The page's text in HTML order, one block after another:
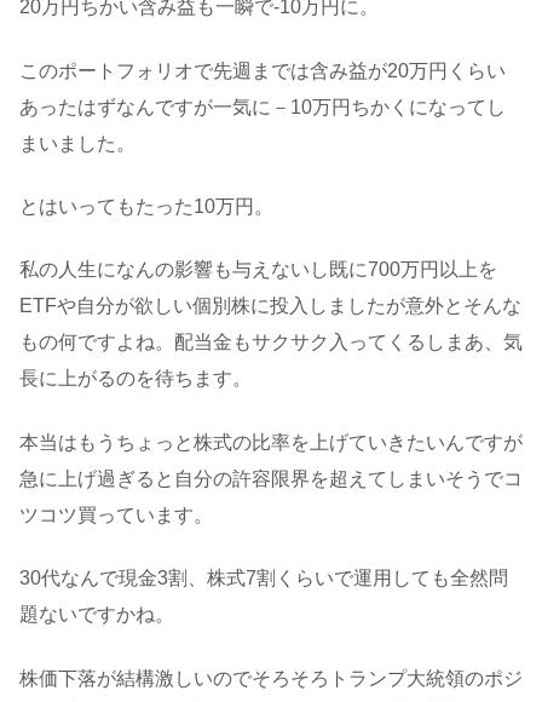
20万円ちかい含み益も一瞬で-10万円に。
このポートフォリオで先週までは含み益が20万円くらい
あったはずなんですが一気に－10万円ちかくになってし
まいました。
とはいってもたった10万円。
私の人生になんの影響も与えないし既に700万円以上を
ETFや自分が欲しい個別株に投入しましたが意外とそんな
もの何ですよね。配当金もサクサク入ってくるしまあ、気
長に上がるのを待ちます。
本当はもうちょっと株式の比率を上げていきたいんですが
急に上げ過ぎると自分の許容限界を超えてしまいそうでコ
ツコツ買っています。
30代なんで現金3割、株式7割くらいで運用しても全然問
題ないですかね。
株価下落が結構激しいのでそろそろトランプ大統領のポジ